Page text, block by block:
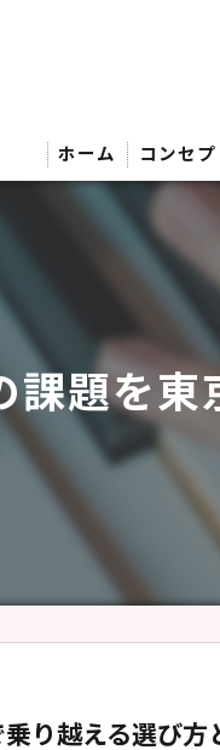
ホーム コンセプ
課題を
り越える選び方